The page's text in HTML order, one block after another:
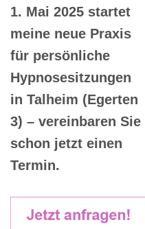
1. Mai 2025 startet
meine neue Praxis
für persönliche
Hypnosesitzungen
in Talheim (Egerten
3) – vereinbaren Sie
schon jetzt einen
Termin.